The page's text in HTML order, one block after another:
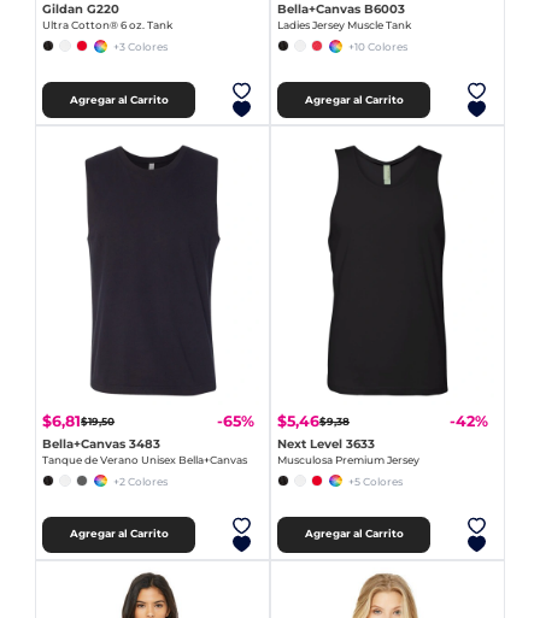
Gildan G220
Ultra Cotton® 6 oz. Tank
+3 Colores
Agregar al Carrito
Bella+Canvas B6003
Ladies Jersey Muscle Tank
+10 Colores
Agregar al Carrito
$6,81$19,50 -65%
Bella+Canvas 3483
Tanque de Verano Unisex Bella+Canvas
+2 Colores
Agregar al Carrito
$5,46$9,38 -42%
Next Level 3633
Musculosa Premium Jersey
+5 Colores
Agregar al Carrito